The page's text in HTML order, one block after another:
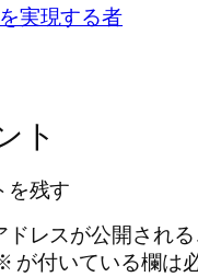
実現する者
ト
を残す
ドレスが公開され
が付いている欄は